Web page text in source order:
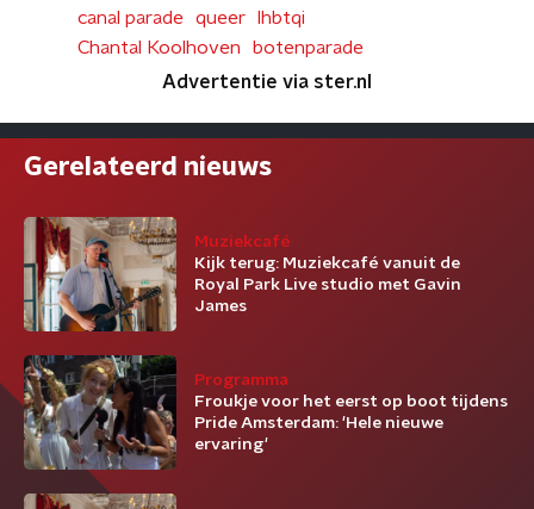
canal parade
queer
lhbtqi
Chantal Koolhoven
botenparade
Advertentie via ster.nl
Gerelateerd nieuws
Muziekcafé
Kijk terug: Muziekcafé vanuit de
Royal Park Live studio met Gavin
James
Programma
Froukje voor het eerst op boot tijdens
Pride Amsterdam: 'Hele nieuwe
ervaring'